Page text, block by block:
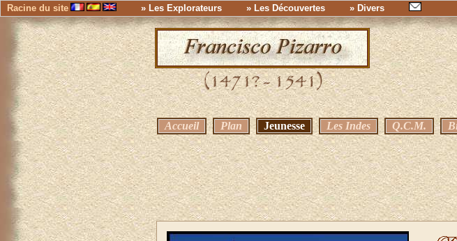
Racine du site » Les Explorateurs » Les Découvertes » Divers
Accueil Plan Jeunesse Les Indes Q.C.M.